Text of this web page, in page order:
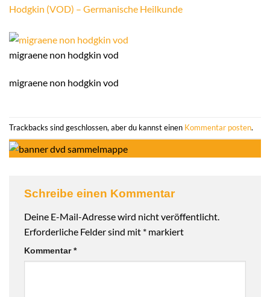
Hodgkin (VOD) – Germanische Heilkunde
migraene non hodgkin vod
migraene non hodgkin vod
Trackbacks sind geschlossen, aber du kannst einen Kommentar posten.
Schreibe einen Kommentar
Deine E-Mail-Adresse wird nicht veröffentlicht.
Erforderliche Felder sind mit * markiert
Kommentar*